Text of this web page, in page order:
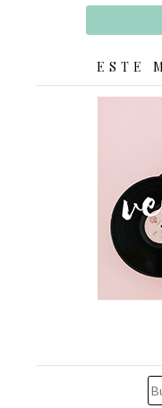
ESTE